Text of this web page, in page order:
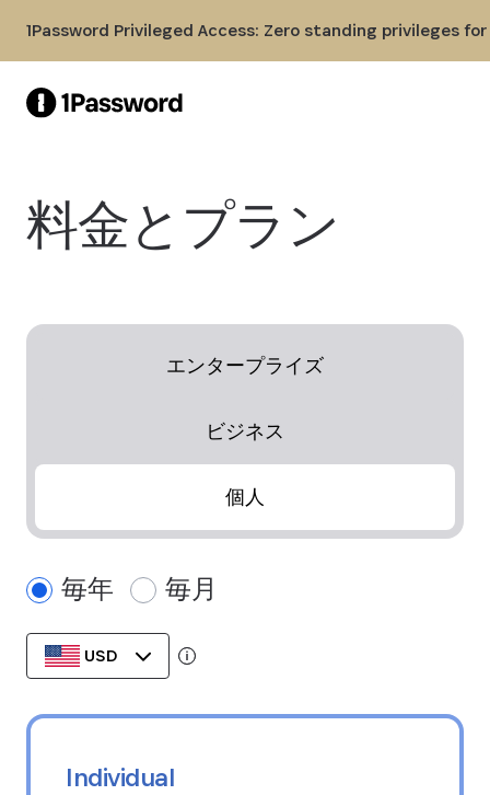
1Password Privileged Access: Zero standing privileges
料金とプラン
エンタープライズ
ビジネス
個人
毎年 毎月
USD
お客様の通貨の地域にデータを保存
Individual